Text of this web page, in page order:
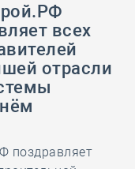
всех
отрасли
поздравляет